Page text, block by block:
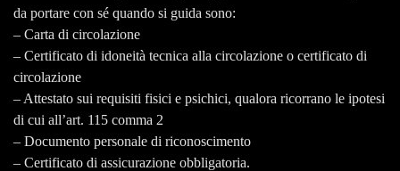
da portare con sé quando si guida sono:
– Carta di circolazione
– Certificato di idoneità tecnica alla circolazione o certificato di
circolazione
– Attestato sui requisiti fisici e psichici, qualora ricorrano le ipotesi
di cui all’art. 115 comma 2
– Documento personale di riconoscimento
– Certificato di assicurazione obbligatoria.